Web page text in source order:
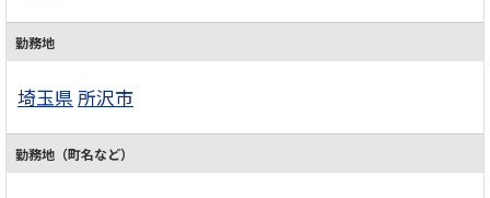
勤務地
埼玉県 所沢市
勤務地（町名など）